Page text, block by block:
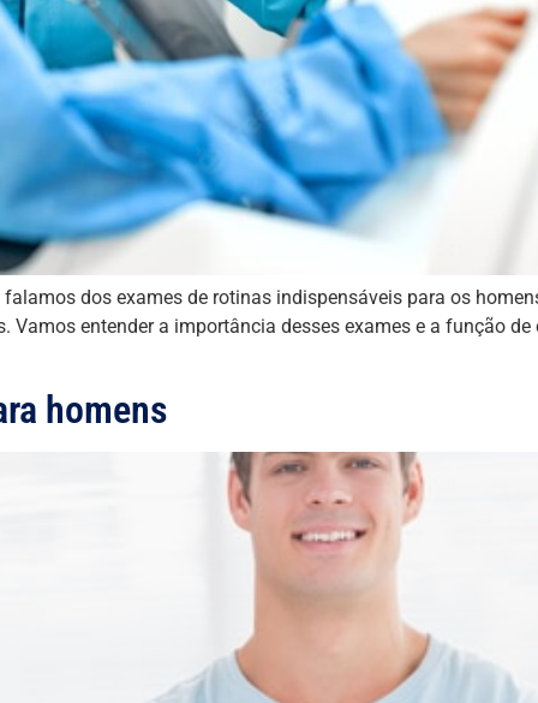
dos exames de rotinas indispensáveis para os
entender a importância desses exames e a função
homens